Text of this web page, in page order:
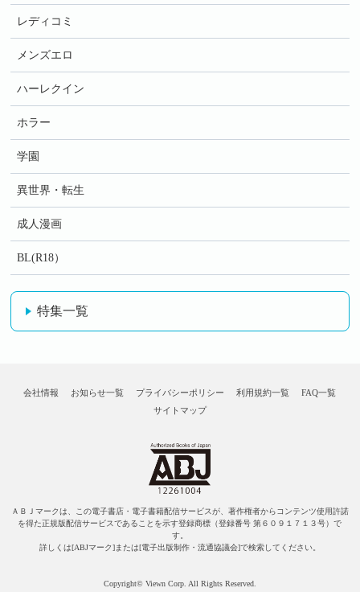
レディコミ
メンズエロ
ハーレクイン
ホラー
学園
異世界・転生
成人漫画
BL(R18）
特集一覧
会社情報 お知らせ一覧 プライバシーポリシー 利用規約一覧
FAQ一覧
サイトマップ
ＡＢＪマークは、この電子書店・電子書籍配信サービスが、著作権者からコンテンツ使用許諾
を得た正規版配信サービスであることを示す登録商標（登録番号 第６０９１７１３号）で
す。
詳しくは[ABJマーク]または[電子出版制作・流通協議会]で検索してください。
Copyright© Viewn Corp. All Rights Reserved.